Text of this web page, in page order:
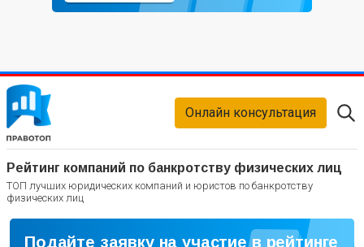
Рейтинг компаний по банкротству физических лиц
ТОП лучших юридических компаний и юристов по банкротству
физических лиц
Онлайн консультация
Подайте заявку на участие в рейтинге